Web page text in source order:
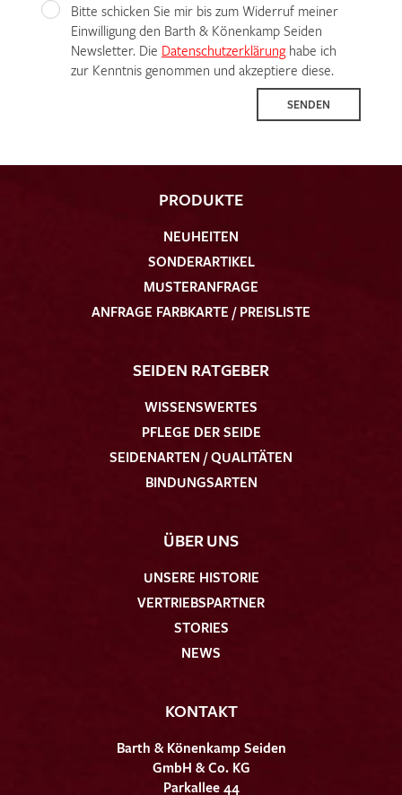
Bitte schicken Sie mir bis zum Widerruf meiner
Einwilligung den Barth & Könenkamp Seiden
Newsletter. Die Datenschutzerklärunghabe ich
zur Kenntnis genommen und akzeptiere diese.
SENDEN
PRODUKTE
NEUHEITEN
SONDERARTIKEL
MUSTERANFRAGE
ANFRAGE FARBKARTE / PREISLISTE
SEIDEN RATGEBER
WISSENSWERTES
PFLEGE DER SEIDE
SEIDENARTEN / QUALITÄTEN
BINDUNGSARTEN
ÜBER UNS
UNSERE HISTORIE
VERTRIEBSPARTNER
STORIES
NEWS
KONTAKT
Barth & Könenkamp Seiden
GmbH & Co. KG
Parkallee 44